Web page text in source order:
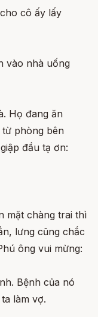
cô ấy lấy
vào nhà uống
Họ đang ăn
phòng bên
đầu tạ ơn:
mặt chàng trai thì
lưng cũng chắc
ông vui mừng:
Bệnh của nó
làm vợ.